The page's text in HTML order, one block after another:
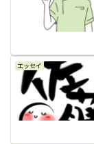
エッセイ